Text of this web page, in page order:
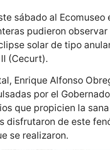
sábado al Ecomuseo
pudieron observar
solar de tipo
(Cecurt).
Enrique Alfonso
por el
que propicien la
disfrutaron de este
se realizaron.